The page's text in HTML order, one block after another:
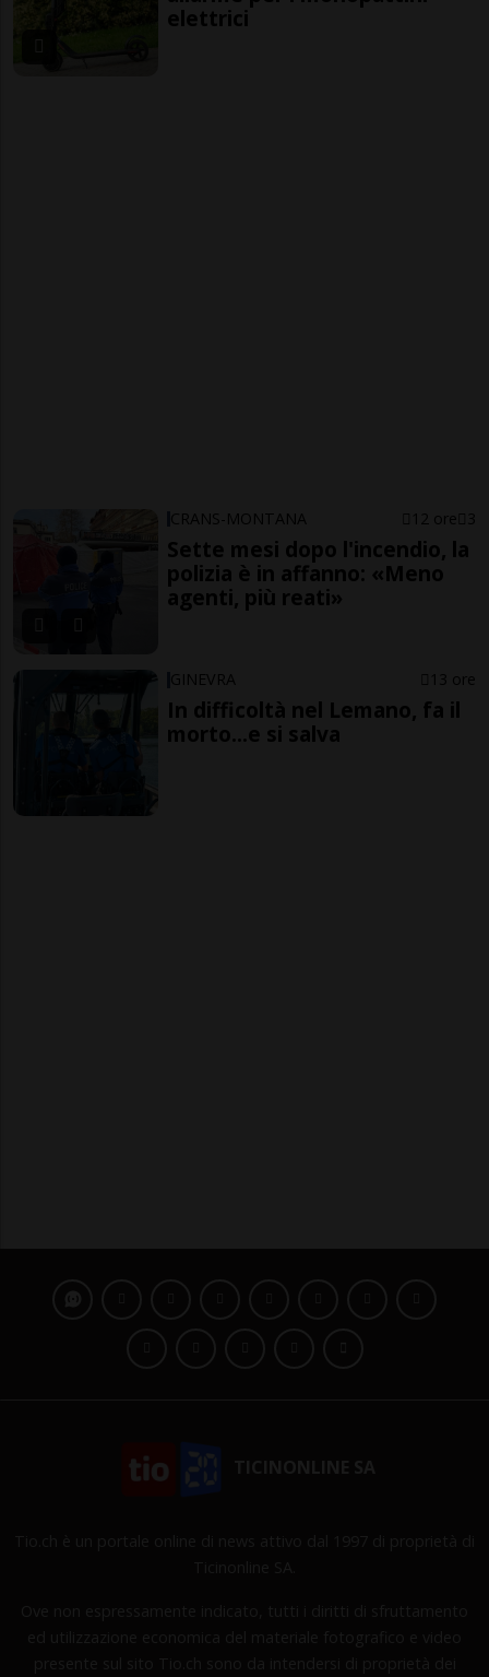
elettrici
CRANS-MONTANA 12 ore 3
Sette mesi dopo l'incendio, la
polizia è in affanno: «Meno
agenti, più reati»
GINEVRA 13 ore
In difficoltà nel Lemano, fa il
morto...e si salva